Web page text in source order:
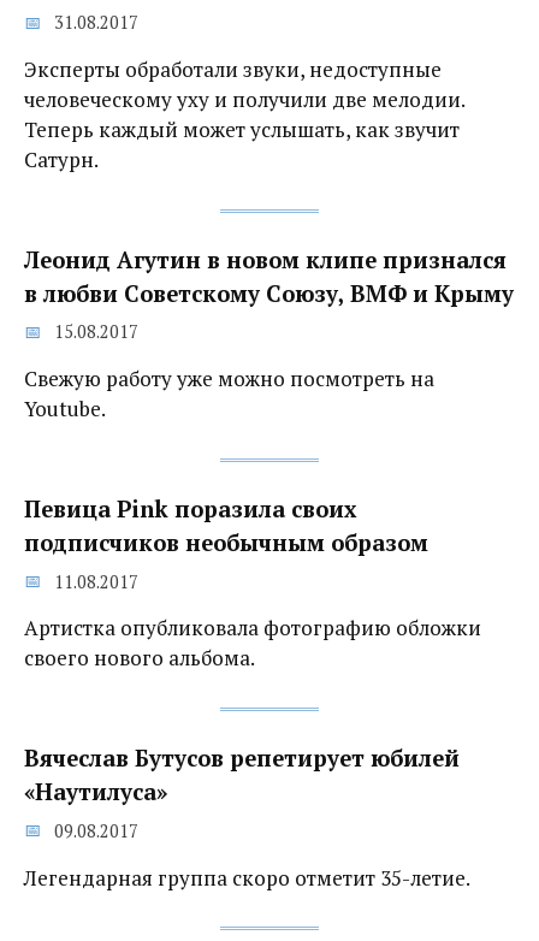
31.08.2017
Эксперты обработали звуки, недоступные
человеческому уху и получили две мелодии.
Теперь каждый может услышать, как звучит
Сатурн.
Леонид Агутин в новом клипе признался
в любви Советскому Союзу, ВМФ и Крыму
15.08.2017
Свежую работу уже можно посмотреть на
Youtube.
Певица Pink поразила своих
подписчиков необычным образом
11.08.2017
Артистка опубликовала фотографию обложки
своего нового альбома.
Вячеслав Бутусов репетирует юбилей
«Наутилуса»
09.08.2017
Легендарная группа скоро отметит 35-летие.